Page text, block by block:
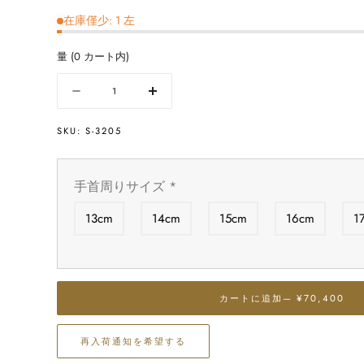
在庫僅少: 1 左
量 (0 カート内)
を
減
す
グ
ン
ヘ
ー
ル
チ
数
増
す
グ
ン
ヘ
ー
ル
チ
SKU:S-3205
手首周りサイズ *
13cm 14cm 15cm 16cm
カートに追加— ¥70,400
再入荷通知を希望する